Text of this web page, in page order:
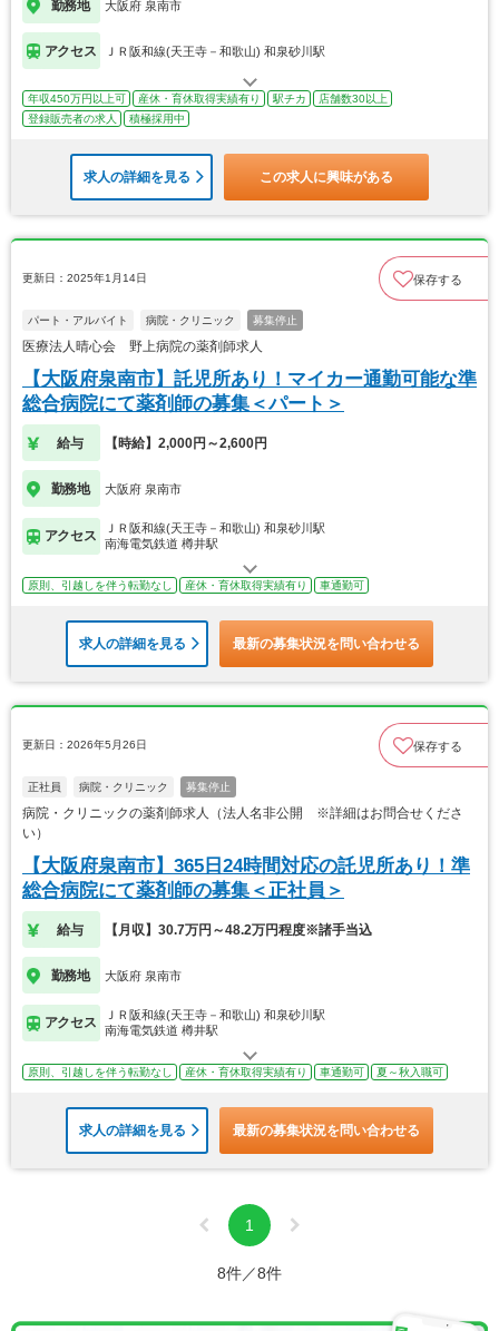
勤務地 大阪府 泉南市
アクセス ＪＲ阪和線(天王寺－和歌山) 和泉砂川駅
年収450万円以上可 産休・育休取得実績有り 駅チカ
店舗数30以上
登録販売者の求人
積極採用中
求人の詳細を見る この求人に興味がある
更新日：2025年1月14日 保存する
パート・アルバイト 病院・クリニック 募集停止
医療法人晴心会 野上病院の薬剤師求人
【大阪府泉南市】託児所あり！マイカー通勤可能な準
総合病院にて薬剤師の募集＜パート＞
給与 【時給】2,000円～2,600円
勤務地 大阪府 泉南市
アクセス
ＪＲ阪和線(天王寺－和歌山) 和泉砂川駅
南海電気鉄道 樽井駅
原則、引越しを伴う転勤なし 産休・育休取得実績有り 車通勤可
求人の詳細を見る 最新の募集状況を問い合わせる
更新日：2026年5月26日 保存する
正社員 病院・クリニック 募集停止
病院・クリニックの薬剤師求人（法人名非公開 ※詳細はお問合せくださ
い）
【大阪府泉南市】365日24時間対応の託児所あり！準
総合病院にて薬剤師の募集＜正社員＞
給与 【月収】30.7万円～48.2万円程度※諸手当込
勤務地 大阪府 泉南市
アクセス
ＪＲ阪和線(天王寺－和歌山) 和泉砂川駅
南海電気鉄道 樽井駅
原則、引越しを伴う転勤なし 産休・育休取得実績有り 車通勤可 夏～秋入職可
求人の詳細を見る 最新の募集状況を問い合わせる
1
8件／8件